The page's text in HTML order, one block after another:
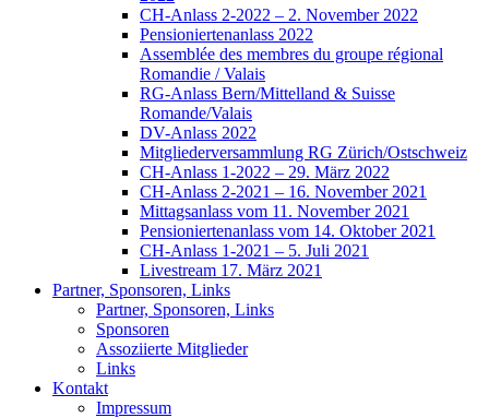
CH-Anlass 2-2022 – 2. November 2022
Pensioniertenanlass 2022
Assemblée des membres du groupe régional
Romandie / Valais
RG-Anlass Bern/Mittelland & Suisse
Romande/Valais
DV-Anlass 2022
Mitgliederversammlung RG Zürich/Ostschweiz
CH-Anlass 1-2022 – 29. März 2022
CH-Anlass 2-2021 – 16. November 2021
Mittagsanlass vom 11. November 2021
Pensioniertenanlass vom 14. Oktober 2021
CH-Anlass 1-2021 – 5. Juli 2021
Livestream 17. März 2021
Partner, Sponsoren, Links
Partner, Sponsoren, Links
Sponsoren
Assoziierte Mitglieder
Links
Kontakt
Impressum